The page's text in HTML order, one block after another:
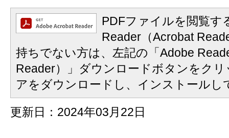
PDFファイルを閲覧す
Reader（Acrobat
持ちでない方は、左記の「Adobe
Reader）」ダウンロードボタンをク
アをダウンロードし、インストールし
更新日：2024年03月22日